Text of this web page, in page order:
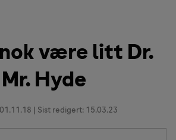
være litt Dr.
Hyde
01.11.18 | Sist redigert: 15.03.23